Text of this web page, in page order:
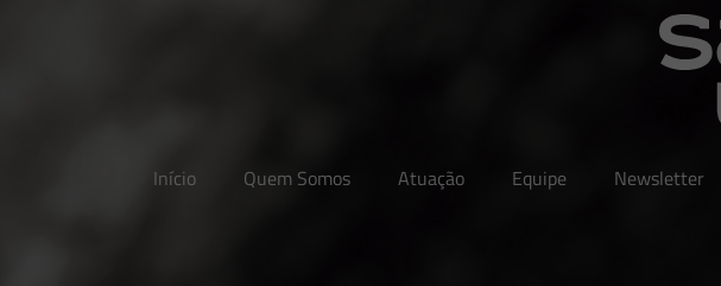
Início Quem Somos Atuação Equipe Newsletter